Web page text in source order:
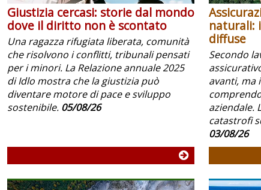
Giustizia cercasi: storie dal mondo
dove il diritto non è scontato
Una ragazza rifugiata liberata, comunità
che risolvono i conflitti, tribunali pensati
per i minori. La Relazione annuale 2025
di Idlo mostra che la giustizia può
diventare motore di pace e sviluppo
sostenibile. 05/08/26
naturali:
diffuse
Secondo
avanti, ma
aziendale.
catastrofi
03/08/26